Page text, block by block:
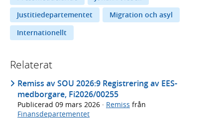
Justitiedepartementet
Migration och asyl
Internationellt
Relaterat
Remiss av SOU 2026:9 Registrering av EES-
medborgare, Fi2026/00255
Publicerad 09 mars 2026 · Remiss från
Finansdepartementet